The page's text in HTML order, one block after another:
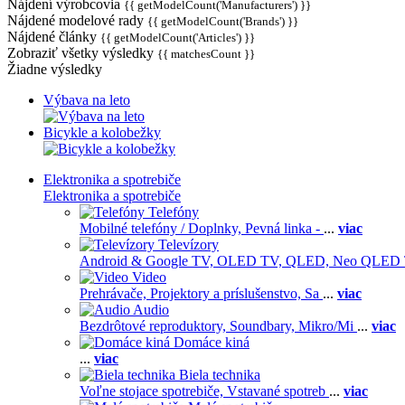
Nájdení výrobcovia {{ getModelCount('Manufacturers') }}
Nájdené modelové rady {{ getModelCount('Brands') }}
Nájdené články {{ getModelCount('Articles') }}
Zobraziť všetky výsledky {{ matchesCount }}
Žiadne výsledky
Výbava na leto
Bicykle a kolobežky
Elektronika a spotrebiče
Elektronika a spotrebiče
Telefóny
Mobilné telefóny / Doplnky, Pevná linka - ... viac
Televízory
Android & Google TV, OLED TV, QLED, Neo QLED
Video
Prehrávače, Projektory a príslušenstvo, Sa ... viac
Audio
Bezdrôtové reproduktory, Soundbary, Mikro/Mi ... viac
Domáce kiná
... viac
Biela technika
Voľne stojace spotrebiče, Vstavané spotreb ... viac